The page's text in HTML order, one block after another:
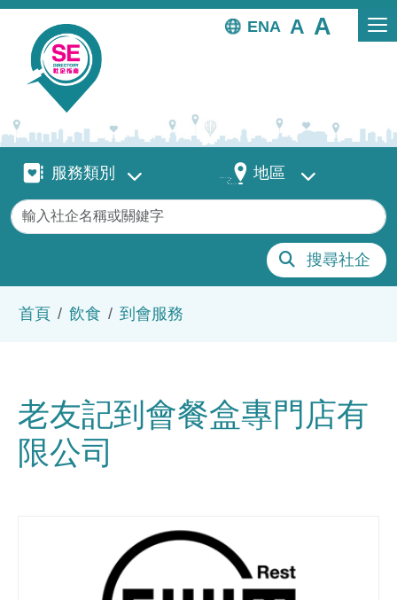
移至主內容
EN
服務類別服務類別 地區 地區
關鍵字
搜尋社企
首頁 飲食 到會服務
老友記到會餐盒專門店有
限公司